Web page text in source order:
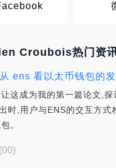
Croubois热门资
ens 看以太币钱包的
这成为我的第一篇论文,
时,用户与ENS的交互方
。
(00)